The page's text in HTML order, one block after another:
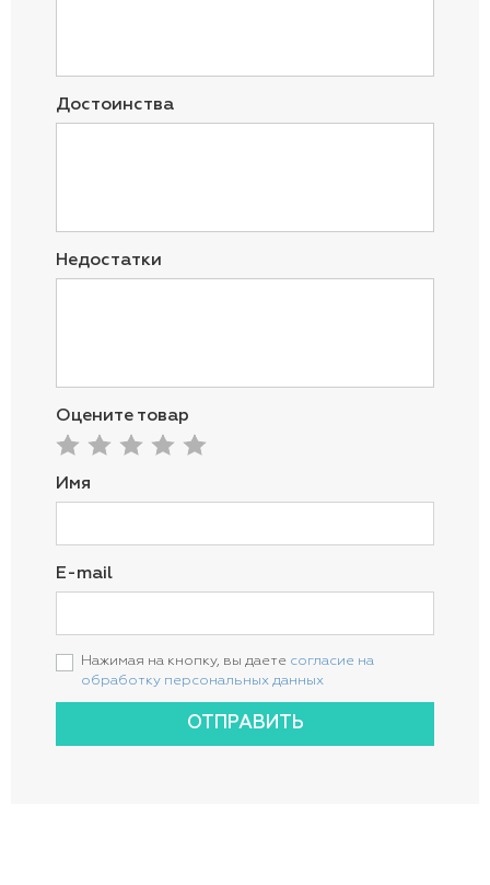
Достоинства
Недостатки
Оцените товар
Имя
E-mail
Нажимая на кнопку, вы даете согласие на
обработку персональных данных
ОТПРАВИТЬ